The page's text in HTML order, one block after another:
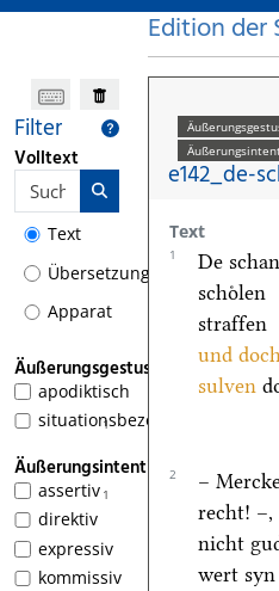
Filter
Volltext
Text
Übersetzung
Apparat
Äußerungsgestus
apodiktisch
1
situationsbezogen
Äußerungsintention
1
assertiv
direktiv
expressiv
kommissiv
Edition der
e142_de-
Text
1
De
schoͤlen
straffen
und doch
sulven
2
–
recht! –,
nicht
wert